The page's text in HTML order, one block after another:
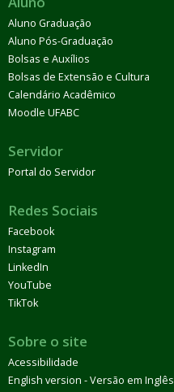
Aluno Graduação
Aluno Pós-Graduação
Bolsas e Auxílios
Bolsas de Extensão e Cultura
Calendário Acadêmico
Moodle UFABC
Servidor
Portal do Servidor
Redes Sociais
Facebook
Instagram
LinkedIn
YouTube
TikTok
Sobre o site
Acessibilidade
English version - Versão em Inglês